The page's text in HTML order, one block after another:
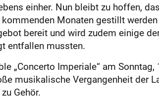
einher. Nun bleibt zu hoffen,
Monaten gestillt werden
bereit und wird zudem einige
entfallen mussten.
„Concerto Imperiale“ am Sonntag,
musikalische Vergangenheit der
Gehör.